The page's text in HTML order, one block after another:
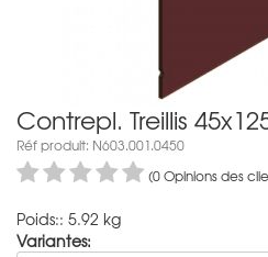
Contrepl. Treillis
Réf produit: N603.001.0450
(0 Opinions des
Poids:: 5.92 kg
Variantes: